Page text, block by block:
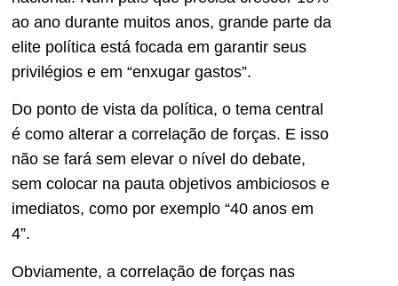
ao ano durante muitos anos, grande parte da
elite política está focada em garantir seus
privilégios e em “enxugar gastos”.
Do ponto de vista da política, o tema central
é como alterar a correlação de forças. E isso
não se fará sem elevar o nível do debate,
sem colocar na pauta objetivos ambiciosos e
imediatos, como por exemplo “40 anos em
4”.
Obviamente, a correlação de forças nas